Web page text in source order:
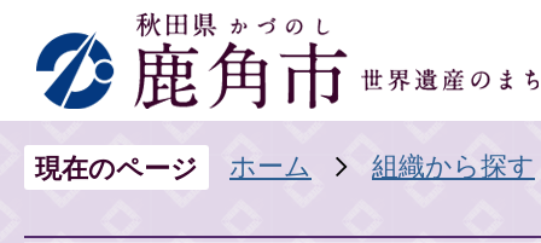
現在のページ ホーム 組織から探す